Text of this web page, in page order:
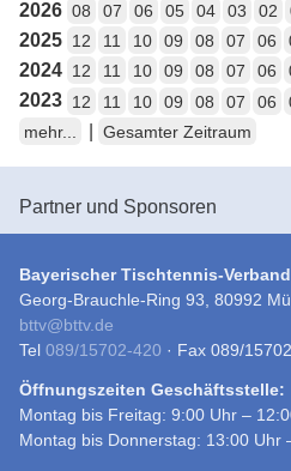
2026 08 07 06 05 04 03 02
2025 12 11 10 09 08 07 06
2024 12 11 10 09 08 07 06
2023 12 11 10 09 08 07 06
mehr...
Gesamter Zeitraum
Partner und Sponsoren
Bayerischer Tischtennis-Verband
Georg-Brauchle-Ring 93, 80992
bttv@bttv.de
Tel 089/15702-420 · Fax 089/
Öffnungszeiten Geschäftsstelle:
Montag bis Freitag: 9:00 Uhr –
Montag bis Donnerstag: 13:00 Uhr